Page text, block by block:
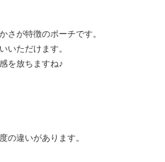
さが特徴のポーチです。
いただけます。
を放ちますね♪
の違いがあります。